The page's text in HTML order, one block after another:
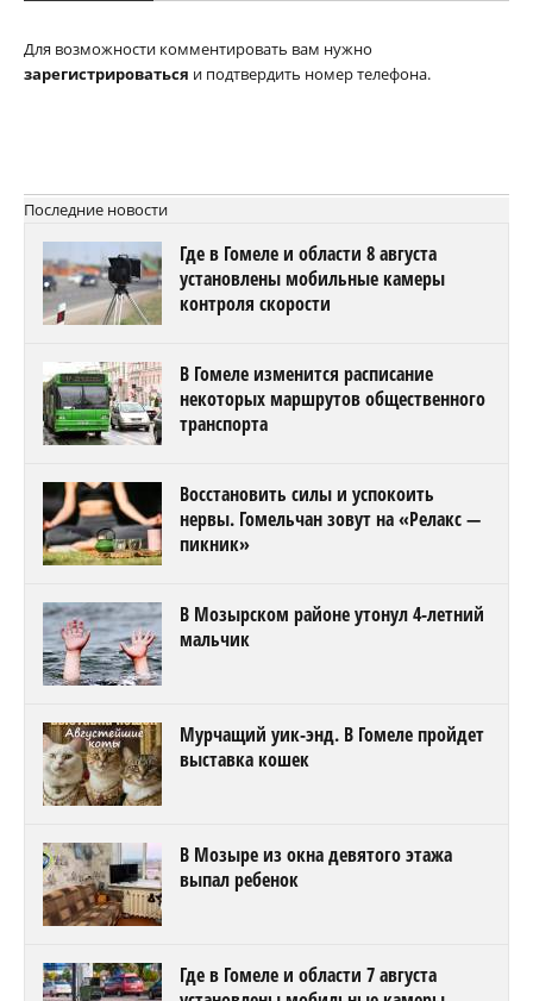
Для возможности комментировать вам нужно
зарегистрироваться и подтвердить номер телефона.
Последние новости
Где в Гомеле и области 8 августа
установлены мобильные камеры
контроля скорости
В Гомеле изменится расписание
некоторых маршрутов общественного
транспорта
Восстановить силы и успокоить
нервы. Гомельчан зовут на «Релакс —
пикник»
В Мозырском районе утонул 4-летний
мальчик
Мурчащий уик-энд. В Гомеле пройдет
выставка кошек
В Мозыре из окна девятого этажа
выпал ребенок
Где в Гомеле и области 7 августа